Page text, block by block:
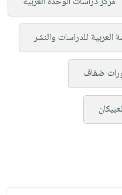
العربية للدراسات والنشر
ضفاف